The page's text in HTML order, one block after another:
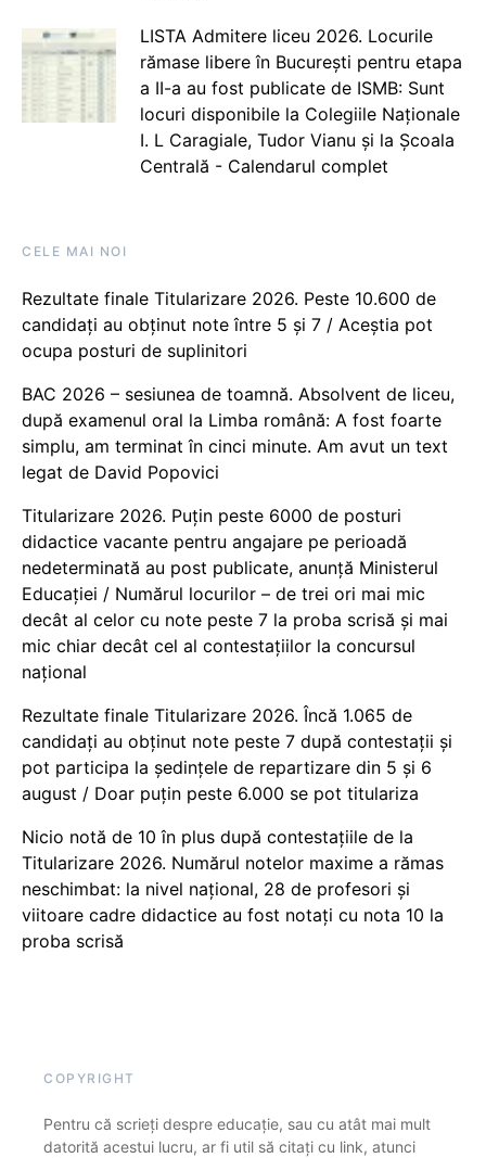
LISTA Admitere liceu 2026. Locurile
rămase libere în București pentru etapa
a II-a au fost publicate de ISMB: Sunt
locuri disponibile la Colegiile Naționale
I. L Caragiale, Tudor Vianu și la Școala
Centrală - Calendarul complet
CELE MAI NOI
Rezultate finale Titularizare 2026. Peste 10.600 de
candidați au obținut note între 5 și 7 / Aceștia pot
ocupa posturi de suplinitori
BAC 2026 – sesiunea de toamnă. Absolvent de liceu,
după examenul oral la Limba română: A fost foarte
simplu, am terminat în cinci minute. Am avut un text
legat de David Popovici
Titularizare 2026. Puțin peste 6000 de posturi
didactice vacante pentru angajare pe perioadă
nedeterminată au post publicate, anunță Ministerul
Educației / Numărul locurilor – de trei ori mai mic
decât al celor cu note peste 7 la proba scrisă și mai
mic chiar decât cel al contestațiilor la concursul
național
Rezultate finale Titularizare 2026. Încă 1.065 de
candidați au obținut note peste 7 după contestații și
pot participa la ședințele de repartizare din 5 și 6
august / Doar puțin peste 6.000 se pot titulariza
Nicio notă de 10 în plus după contestațiile de la
Titularizare 2026. Numărul notelor maxime a rămas
neschimbat: la nivel național, 28 de profesori și
viitoare cadre didactice au fost notați cu nota 10 la
proba scrisă
COPYRIGHT
Pentru că scrieți despre educație, sau cu atât mai mult
datorită acestui lucru, ar fi util să citați cu link, atunci